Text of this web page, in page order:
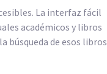
La interfaz fácil
académicos y libros
de esos libros